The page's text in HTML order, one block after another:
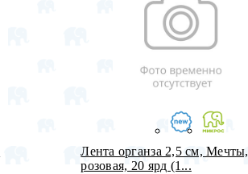
Лента органза 2,5 см, Мечты,
розовая, 20 ярд (1...